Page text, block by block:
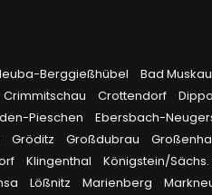
Berggießhübel Bad Muskau
Crimmitschau Crottendorf
Pieschen Ebersbach-
Gröditz Großdubrau
Klingenthal Königstein/Sächs.
Lößnitz Marienberg